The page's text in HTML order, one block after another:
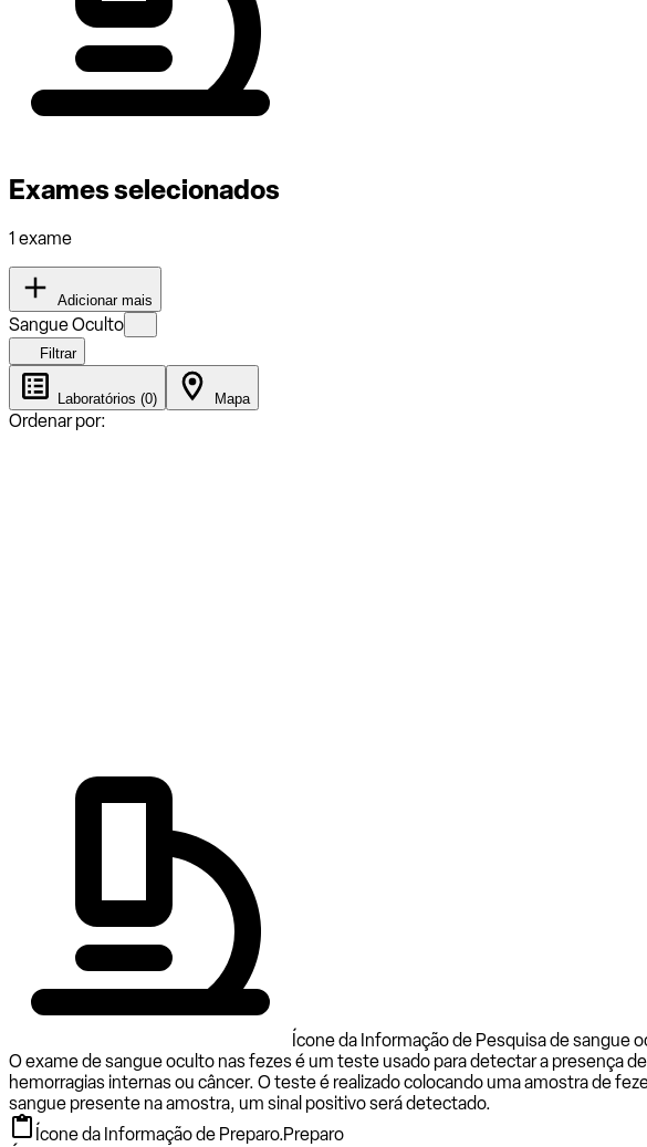
Exames selecionados
1 exame
Adicionar mais
Sangue Oculto
Filtrar
Laboratórios (0) Mapa
Ordenar por:
Ícone da Informação de Pesquisa de sangue
O exame de sangue oculto nas fezes é um teste usado para detectar a presença
hemorragias internas ou câncer. O teste é realizado colocando uma amostra de
sangue presente na amostra, um sinal positivo será detectado.
Ícone da Informação de Preparo.Preparo